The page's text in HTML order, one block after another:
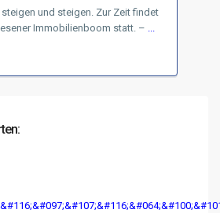
und steigen. Zur Zeit findet
Immobilienboom statt. – ...